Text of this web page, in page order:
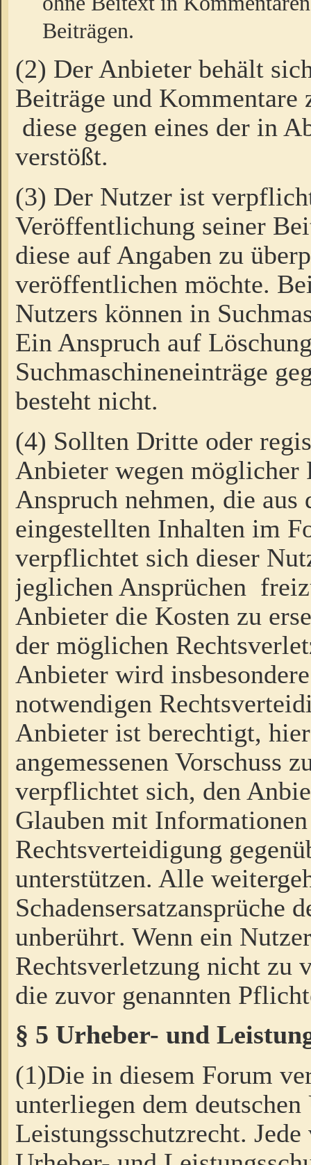
Beiträgen.
(2) Der Anbieter behält
Beiträge und Kommentare
diese gegen eines der in
verstößt.
(3) Der Nutzer ist
Veröffentlichung seiner
diese auf Angaben zu
veröffentlichen möchte.
Nutzers können in
Ein Anspruch auf
Suchmaschineneinträge
besteht nicht.
(4) Sollten Dritte oder
Anbieter wegen möglicher
Anspruch nehmen, die
eingestellten Inhalten im
verpflichtet sich dieser
jeglichen Ansprüchen
Anbieter die Kosten zu
der möglichen
Anbieter wird
notwendigen
Anbieter ist berechtigt,
angemessenen Vorschuss
verpflichtet sich, den
Glauben mit
Rechtsverteidigung
unterstützen. Alle
Schadensersatzansprüche
unberührt. Wenn ein
Rechtsverletzung nicht zu
die zuvor genannten
§ 5 Urheber- und
(1)Die in diesem Forum
unterliegen dem
Leistungsschutzrecht.